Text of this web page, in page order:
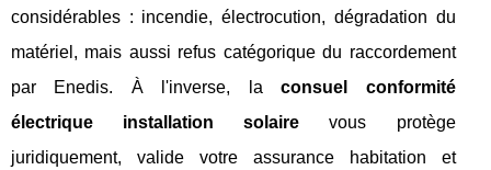
considérables : incendie, électrocution, dégradation du
matériel, mais aussi refus catégorique du raccordement
par Enedis. À l'inverse, laconsuel conformité
électrique installation solaire vous protège
juridiquement, valide votre assurance habitation et